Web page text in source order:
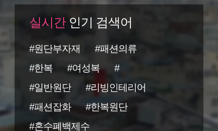
실시간인기 검색어
#원단부자재
#패션의류
#한복
#여성복
#
#일반원단
#리빙인테리어
#패션잡화
#한복원단
#혼수폐백제수